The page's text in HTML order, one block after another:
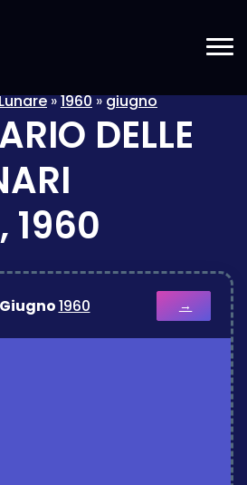
»1960»giugno
DELLE
1960
Giugno1960 →